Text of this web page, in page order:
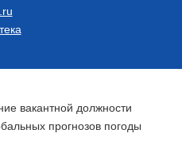
вакантной должности
прогнозов погоды